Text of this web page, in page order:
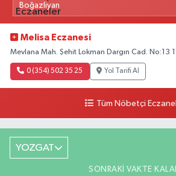
Melisa Eczanesi
Mevlana Mah. Şehit Lokman Dargın Cad. No:13 1
0 (354) 502 35 25 Yol Tarifi Al
Tüm Nöbetçi
YOZGAT
SONRAKI VAKTE